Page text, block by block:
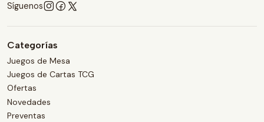
Síguenos
Categorías
Juegos de Mesa
Juegos de Cartas TCG
Ofertas
Novedades
Preventas